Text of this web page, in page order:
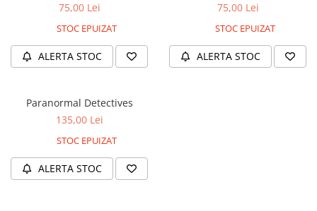
2 - 4 jucători
5 - 6 jucători
7+ jucători
Premiate internațional
Colecția personală
Ușor de invățat
Grafică impresionantă
Ușor de transportat
75,00 Lei
STOC EPUIZAT
ALERTA STOC
75,00 Lei
STOC EPUIZAT
ALERTA STOC
Paranormal Detectives
135,00 Lei
STOC EPUIZAT
ALERTA STOC